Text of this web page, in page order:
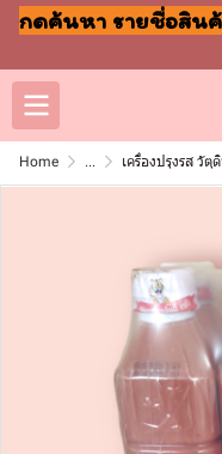
กดค้นหา รายชื่อสิน
Home ... เครื่องปรุงรส วั